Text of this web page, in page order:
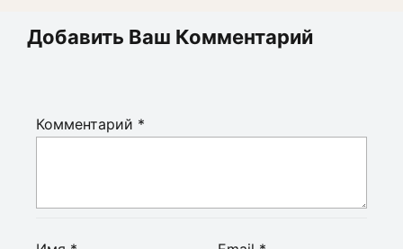
Добавить Ваш Комментарий
Комментарий *